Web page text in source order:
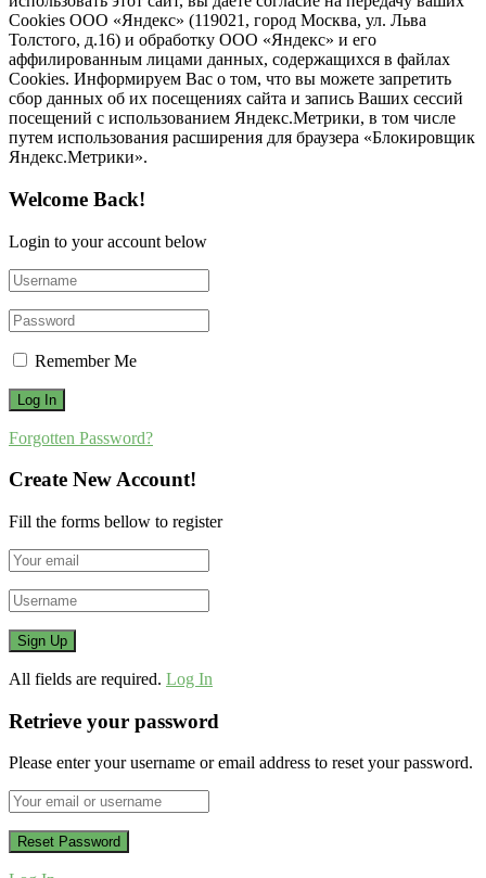
Cookies ООО «Яндекс» (119021, город Москва, ул. Льва
Толстого, д.16) и обработку ООО «Яндекс» и его
аффилированным лицами данных, содержащихся в файлах
Cookies. Информируем Вас о том, что вы можете запретить
сбор данных об их посещениях сайта и запись Ваших сессий
посещений с использованием Яндекс.Метрики, в том числе
путем использования расширения для браузера «Блокировщик
Яндекс.Метрики».
Welcome Back!
Login to your account below
Remember Me
Forgotten Password?
Create New Account!
Fill the forms bellow to register
All fields are required. Log In
Retrieve your password
Please enter your username or email address to reset your password.